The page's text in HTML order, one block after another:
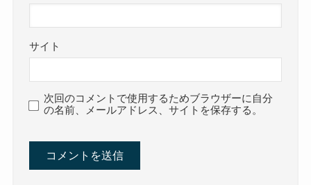
サイト
次回のコメントで使用するためブラウザーに自分
の名前、メールアドレス、サイトを保存する。